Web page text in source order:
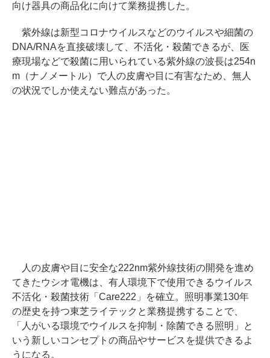
向け器具の商品化に向けて業務提携した。
紫外線は新型コロナウイルスなどのウイルスや細菌の
DNA/RNAを直接破壊して、不活化・殺菌できるが、医
療現場などで殺菌に用いられている紫外線の波長は254n
m（ナノメートル）で人の皮膚や目に有害なため、無人
の状況でしか使えない難点があった。
人の皮膚や目に安全な222nm紫外線技術の開発を進め
てきたウシオ電機は、有人環境下で使用できるウイルス
不活化・殺菌技術「Care222」を確立。照明事業130年
の歴史を持つ東芝ライテックと業務提携することで、
「人がいる環境でウイルスを抑制・除菌できる照明」と
いう新しいコンセプトの商品やサービスを提供できるよ
うになる。